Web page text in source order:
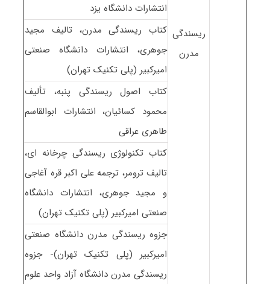
ریسندگی
مدرن
انتشارات دانشگاه یزد
کتاب ریسندگی مدرن، تالیف مجید
جوهری، انتشارات دانشگاه صنعتی
امیرکبیر (پلی تکنیک تهران)
کتاب اصول ریسندگی پنبه، تألیف
محمود کسائیان، انتشارات ابوالقاسم
طاهری عراقی
کتاب تکنولوژی ریسندگی چرخانه ای،
تالیف ترومر، ترجمه علی اکبر قره آغاجی
و مجید جوهری، انتشارات دانشگاه
صنعتی امیرکبیر (پلی تکنیک تهران)
جزوه ریسندگی مدرن دانشگاه صنعتی
امیرکبیر (پلی تکنیک تهران)- جزوه
ریسندگی مدرن دانشگاه آزاد واحد علوم